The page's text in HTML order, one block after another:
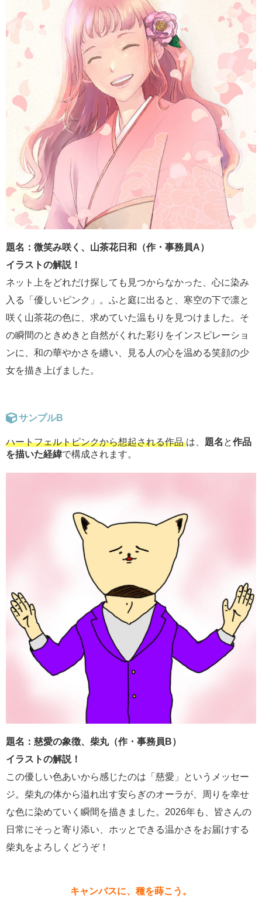
題名：微笑み咲く、山茶花日和（作・事務員A）
イラストの解説！
ネット上をどれだけ探しても見つからなかった、心に染み
入る「優しいピンク」。ふと庭に出ると、寒空の下で凛と
咲く山茶花の色に、求めていた温もりを見つけました。そ
の瞬間のときめきと自然がくれた彩りをインスピレーショ
ンに、和の華やかさを纏い、見る人の心を温める笑顔の少
女を描き上げました。
サンプルB
ハートフェルトピンクから想起される作品は、 題名 と作品
を描いた経緯で構成されます。
題名：慈愛の象徴、柴丸（作・事務員B）
イラストの解説！
この優しい色あいから感じたのは「慈愛」というメッセー
ジ。柴丸の体から溢れ出す安らぎのオーラが、周りを幸せ
な色に染めていく瞬間を描きました。2026年も、皆さんの
日常にそっと寄り添い、ホッとできる温かさをお届けする
柴丸をよろしくどうぞ！
キャンバスに、種を蒔こう。